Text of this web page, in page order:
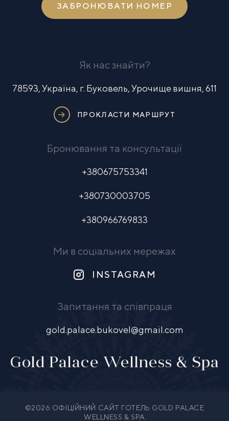
ЗАБРОНЮВАТИ НОМЕР
Як нас знайти?
78593, Україна, г. Буковель, Урочище вишня, 611
ПРОКЛАСТИ МАРШРУТ
Бронювання та консультації
+380675753341
+380730003705
+380966769833
Ми в соціальних мережах
INSTAGRAM
Запитання та співпраця
gold.palace.bukovel@gmail.com
Gold Palace Wellness & Spa
©2026 ОФІЦІЙНИЙ САЙТ ГОТЕЛЬ GOLD PALACE
WELLNESS & SPA